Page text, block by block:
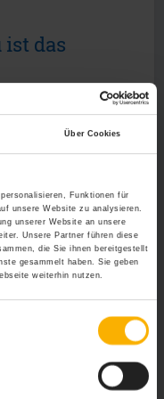
Über Cookies
Funktionen für
unsere Website zu analysieren.
unserer Website an unsere
Unsere Partner führen diese
die Sie ihnen bereitgestellt
gesammelt haben. Sie geben
weiterhin nutzen.
ist das
Arbeit 4.0 neue
Arbeitszeiten
der
dazu
zu schicken.
ortsunabhängigen
favorisiert wird.
ob in
oder als
mehr der
wenn sie
Kinderbetreuung,
es aktuell oft ist, viele
hat. Keine